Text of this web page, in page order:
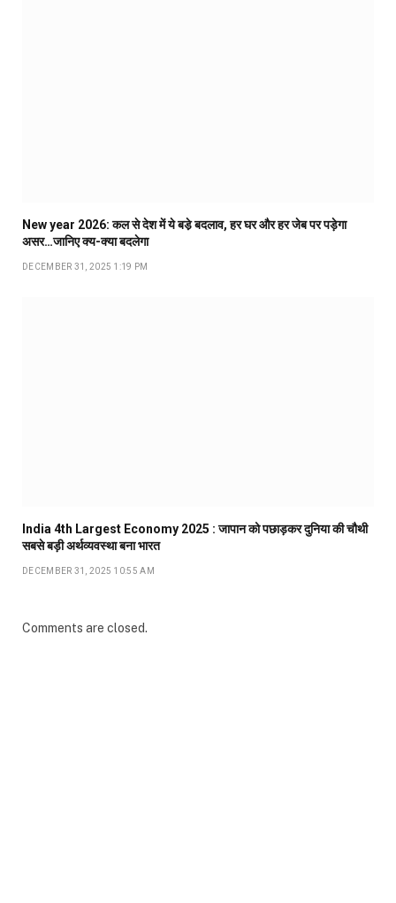
New year 2026: कल से देश में ये बडे़ बदलाव, हर घर और हर जेब पर पड़ेगा
असर…जानिए क्य-क्या बदलेगा
DECEMBER 31, 2025 1:19 PM
India 4th Largest Economy 2025 : जापान को पछाड़कर दुनिया की चौथी
सबसे बड़ी अर्थव्यवस्था बना भारत
DECEMBER 31, 2025 10:55 AM
Comments are closed.